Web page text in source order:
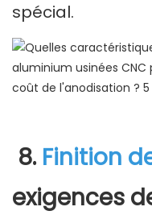
spécial.
8. Finition
exigences